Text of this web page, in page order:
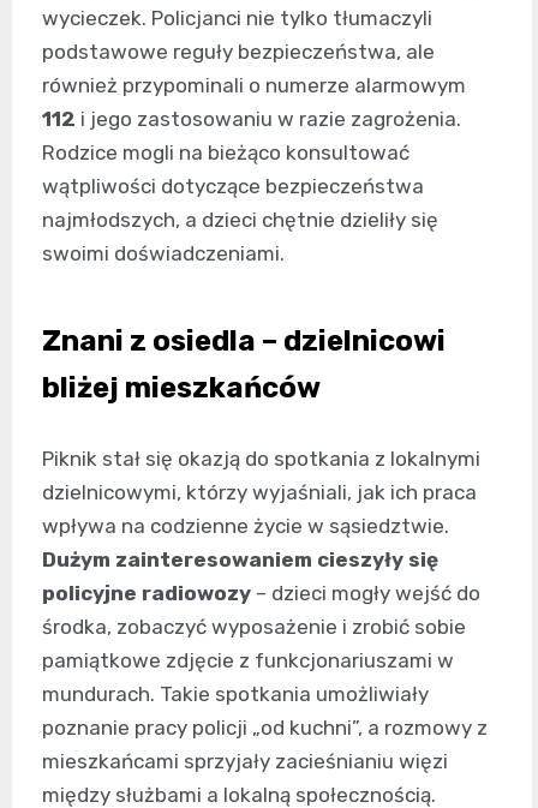
wycieczek. Policjanci nie tylko tłumaczyli
podstawowe reguły bezpieczeństwa, ale
również przypominali o numerze alarmowym
112 i jego zastosowaniu w razie zagrożenia.
Rodzice mogli na bieżąco konsultować
wątpliwości dotyczące bezpieczeństwa
najmłodszych, a dzieci chętnie dzieliły się
swoimi doświadczeniami.
Znani z osiedla – dzielnicowi
bliżej mieszkańców
Piknik stał się okazją do spotkania z lokalnymi
dzielnicowymi, którzy wyjaśniali, jak ich praca
wpływa na codzienne życie w sąsiedztwie.
Dużym zainteresowaniem cieszyły się
policyjne radiowozy – dzieci mogły wejść do
środka, zobaczyć wyposażenie i zrobić sobie
pamiątkowe zdjęcie z funkcjonariuszami w
mundurach. Takie spotkania umożliwiały
poznanie pracy policji „od kuchni”, a rozmowy z
mieszkańcami sprzyjały zacieśnianiu więzi
między służbami a lokalną społecznością.